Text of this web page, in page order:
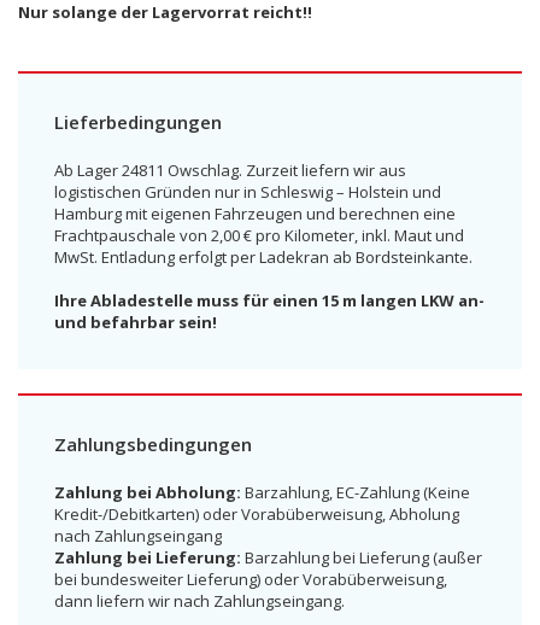
Nur solange der Lagervorrat reicht!!
Lieferbedingungen
Ab Lager 24811 Owschlag. Zurzeit liefern wir aus
logistischen Gründen nur in Schleswig – Holstein und
Hamburg mit eigenen Fahrzeugen und berechnen eine
Frachtpauschale von 2,00 € pro Kilometer, inkl. Maut und
MwSt. Entladung erfolgt per Ladekran ab Bordsteinkante.
Ihre Abladestelle muss für einen 15 m langen LKW an-
und befahrbar sein!
Zahlungsbedingungen
Zahlung bei Abholung: Barzahlung, EC-Zahlung (Keine
Kredit-/Debitkarten) oder Vorabüberweisung, Abholung
nach Zahlungseingang
Zahlung bei Lieferung: Barzahlung bei Lieferung (außer
bei bundesweiter Lieferung) oder Vorabüberweisung,
dann liefern wir nach Zahlungseingang.